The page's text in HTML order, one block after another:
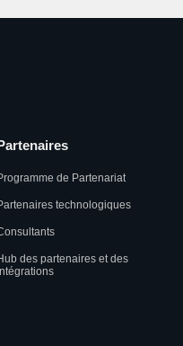
de Partenariat
technologiques
des partenaires et des